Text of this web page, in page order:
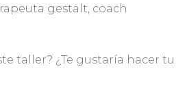
gestalt, coach
taller? ¿Te gustaría hacer tu